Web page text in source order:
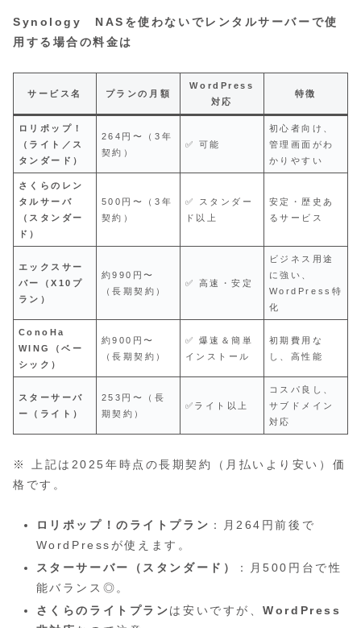
Synology NASを使わないでレンタルサーバーで使
用する場合の料金は
サービス名 プランの月額
WordPress
対応
特徴
ロリポップ！
（ライト／ス
タンダード）
264円〜（3年
契約）
✅ 可能
初心者向け、
管理画面がわ
かりやすい
さくらのレン
タルサーバ
（スタンダー
ド）
500円〜（3年
契約）
✅ スタンダー
ド以上
安定・歴史あ
るサービス
エックスサー
バー（X10プ
ラン）
約990円〜
（長期契約）
✅ 高速・安定
ビジネス用途
に強い、
WordPress特
化
ConoHa
WING（ベー
シック）
約900円〜
（長期契約）
✅ 爆速＆簡単
インストール
初期費用な
し、高性能
スターサーバ
ー（ライト）
253円〜（長
期契約）
✅ライト以上
コスパ良し、
サブドメイン
対応
※ 上記は2025年時点の長期契約（月払いより安い）価
格です。
ロリポップ！のライトプラン ：月264円前後で
WordPressが使えます。
スターサーバー（スタンダード）
：月500円台で性
能バランス◎。
さくらのライトプランは安いですが、WordPress